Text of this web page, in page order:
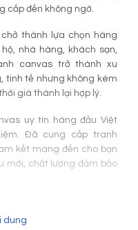
cấp đến không ngờ.
thành lựa chọn hàng
nhà hàng, khách sạn,
canvas trở thành xu
tinh tế nhưng không kém
giá thành lại hợp lý.
uy tín hàng đầu Việt
Đã cung cấp tranh
kết mang đến cho bạn
mới, chất lượng đảm bảo
dung